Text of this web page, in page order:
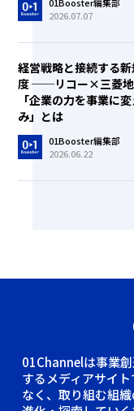
2026.07.07
経営戦略と接続する
度 ──リコー×三菱地
「企業の力を事業に
み」とは
01Booster編集部
2026.06.22
01Channelは事業
するメディアサイト
なく、取り組む組